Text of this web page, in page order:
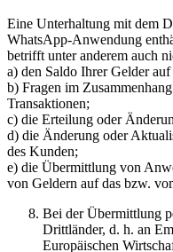
Eine Unterhaltung mit dem
WhatsApp-Anwendung
betrifft unter anderem auch
a) den Saldo Ihrer Gelder
b) Fragen im
Transaktionen;
c) die Erteilung oder
d) die Änderung oder
des Kunden;
e) die Übermittlung von
von Geldern auf das bzw.
Bei der Übermittlung
Drittländer, d. h. an
Europäischen